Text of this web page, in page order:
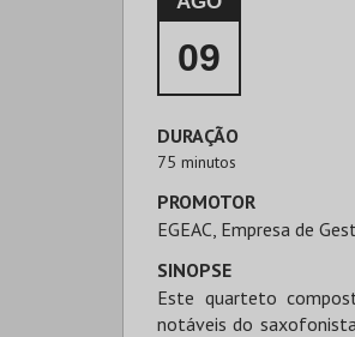
09
DURAÇÃO
75 minutos
PROMOTOR
EGEAC, Empresa de
SINOPSE
Este quarteto
notáveis do